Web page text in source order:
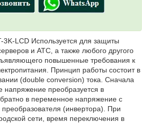
LCD Используется для защиты
и АТС, а также любого другого
повышенные требования к
Принцип работы состоит в
(double conversion) тока. Сначала
напряжение преобразуется в
в переменное напряжение с
(инвертора). При
сети, время переключения в